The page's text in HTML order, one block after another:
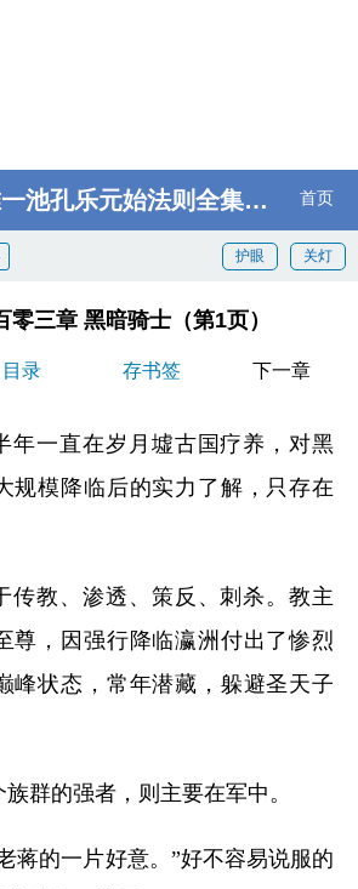
池孔乐元始法则全集阅读 首页
关灯
护眼
零三章 黑暗骑士（第1页）
目录 存书签 下一章
年一直在岁月墟古国疗养，对黑
规模降临后的实力了解，只存在
传教、渗透、策反、刺杀。教主
尊，因强行降临瀛洲付出了惨烈
峰状态，常年潜藏，躲避圣天子
群的强者，则主要在军中。
蒋的一片好意。”好不容易说服的